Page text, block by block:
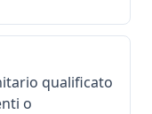
qualificato
o